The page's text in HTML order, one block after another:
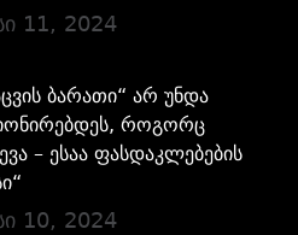
11, 2024
ბარათი“ არ უნდა
როგორც
– ესაა ფასდაკლებების
10, 2024